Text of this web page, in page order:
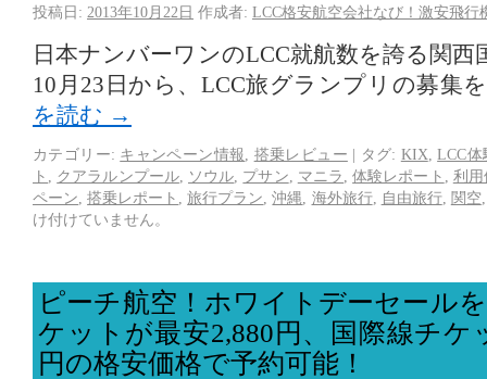
投稿日: 2013年10月22日 作成者: LCC格安航空会社なび！激安飛行
日本ナンバーワンのLCC就航数を誇る関西
10月23日から、LCC旅グランプリの募集
を読む →
カテゴリー: キャンペーン情報 搭乗レビュー | タグ: KIX ,LCC体
ト
クアラルンプール, ソウル プサン マニラ ,体験レポート
利用
ペーン ,搭乗レポート ,旅行プラン ,沖縄 海外旅行, 自由旅行, 関空
け付けていません。
ピーチ航空！ホワイトデーセール
ケットが最安2,880円、国際線チケ
円の格安価格で予約可能！